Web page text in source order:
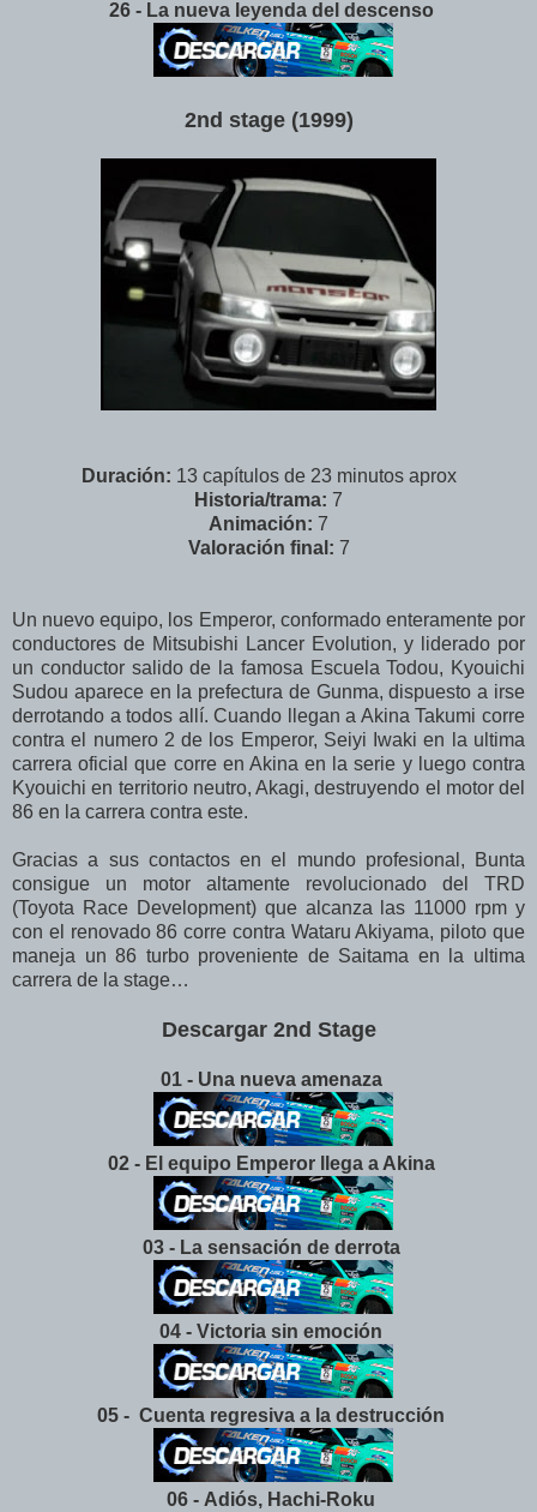
26 - La nueva leyenda del descenso
2nd stage (1999)
Duración: 13 capítulos de 23 minutos aprox
Historia/trama: 7
Animación: 7
Valoración final: 7
Un nuevo equipo, los Emperor, conformado enteramente por
conductores de Mitsubishi Lancer Evolution, y liderado por
un conductor salido de la famosa Escuela Todou, Kyouichi
Sudou aparece en la prefectura de Gunma, dispuesto a irse
derrotando a todos allí. Cuando llegan a Akina Takumi corre
contra el numero 2 de los Emperor, Seiyi Iwaki en la ultima
carrera oficial que corre en Akina en la serie y luego contra
Kyouichi en territorio neutro, Akagi, destruyendo el motor del
86 en la carrera contra este.
Gracias a sus contactos en el mundo profesional, Bunta
consigue un motor altamente revolucionado del TRD
(Toyota Race Development) que alcanza las 11000 rpm y
con el renovado 86 corre contra Wataru Akiyama, piloto que
maneja un 86 turbo proveniente de Saitama en la ultima
carrera de la stage…
Descargar 2nd Stage
01 - Una nueva amenaza
02 - El equipo Emperor llega a Akina
03 - La sensación de derrota
04 - Victoria sin emoción
05 - Cuenta regresiva a la destrucción
06 - Adiós, Hachi-Roku